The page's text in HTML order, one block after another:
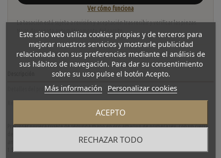
Ver cómo funciona
La tasación está sujeta a revisión y aceptación tras recibir y verificar las piezas.
No se descuenta automáticamente del carrito.
Detalles del producto
Preciosar pulsera riviere de segunda mano en oro amarillo de primera ley, con un cierre
amantes de la joyería y brillantería. Longitud: 18.5cm. Peso: 8.9gr. Quilates en diamante
1.50 Aprox.
Este sitio web utiliza cookies propias y de terceros para
mejorar nuestros servicios y mostrarle publicidad
relacionada con sus preferencias mediante el análisis de
sus hábitos de navegación. Para dar su consentimiento
sobre su uso pulse el botón Acepto.
Más información Personalizar cookies
RECHAZAR TODO
ACEPTO